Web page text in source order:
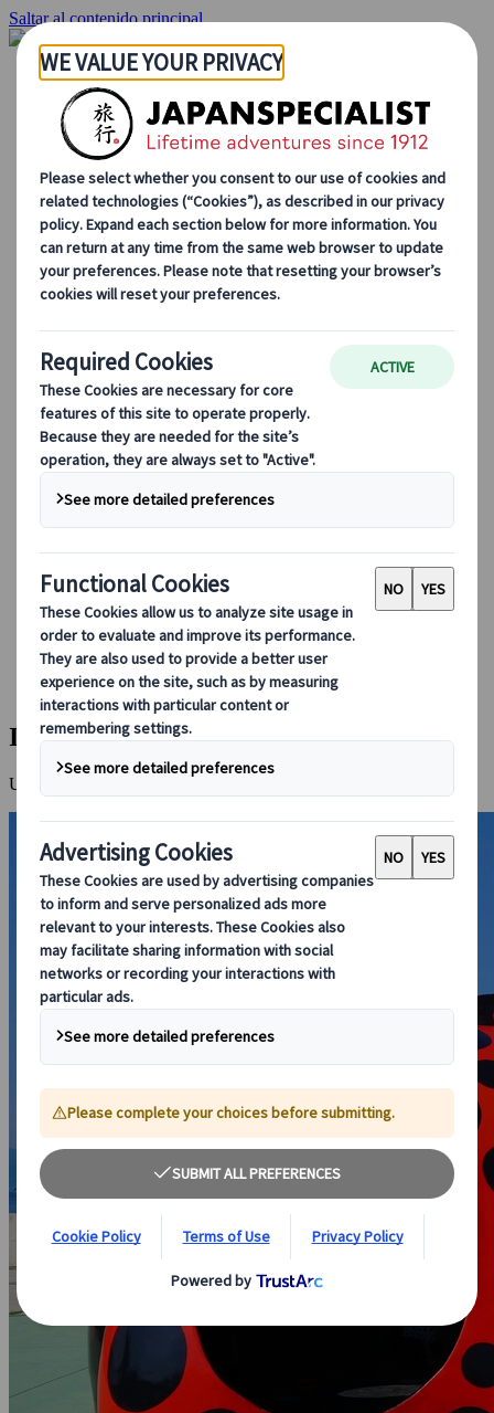
Saltar al contenido principal
Inicio
Viajes
Viajes a medida
Viajes de autor
Fly & Drive
Circuitos organizados
Excursiones
Tours de grupo a medida
Japan Rail Pass
Cómo trabajamos
Sobre nosotros
Nuestro equipo
Blog
Consejos de viaje para cada temporada
Destinos destacados
Perspectivas culturales
Experiencias gastronómicas
Recorre Japón en tren
Preguntas frecuentes
Información práctica
Etiqueta en Japón
Conducir en Japón
Reservar con nosotros
Japan Rail Pass
Alojamiento
Asesoramiento virtual
Japanspecialist
Destinos
Todos los destinos
Isla de Naoshima
Isla de Naoshima
Una isla idílica centrada en el arte moderno